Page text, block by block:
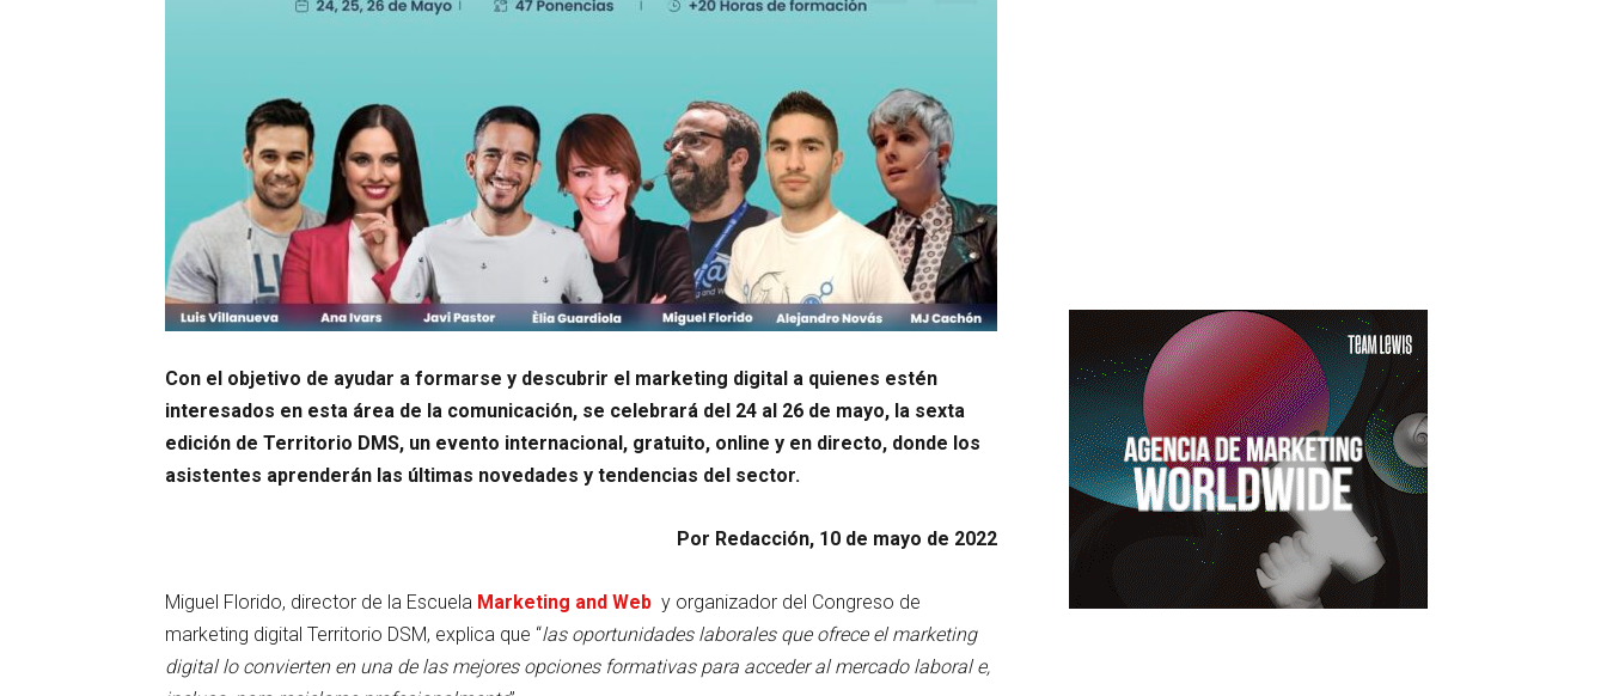
Con el objetivo de ayudar a formarse y descubrir el marketing digital a quienes estén
interesados en esta área de la comunicación, se celebrará del 24 al 26 de mayo, la sexta
edición de Territorio DMS, un evento internacional, gratuito, online y en directo, donde los
asistentes aprenderán las últimas novedades y tendencias del sector.
Por Redacción, 10 de mayo de 2022
Miguel Florido, director de la Escuela Marketing and Web y organizador del Congreso de
marketing digital Territorio DSM, explica que “las oportunidades laborales que ofrece el marketing
digital lo convierten en una de las mejores opciones formativas para acceder al mercado laboral e,